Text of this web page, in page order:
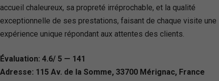
accueil chaleureux, sa propreté irréprochable, et la qualité
exceptionnelle de ses prestations, faisant de chaque visite une
expérience unique répondant aux attentes des clients.
Évaluation: 4.6/ 5 — 141
Adresse: 115 Av. de la Somme, 33700 Mérignac, France